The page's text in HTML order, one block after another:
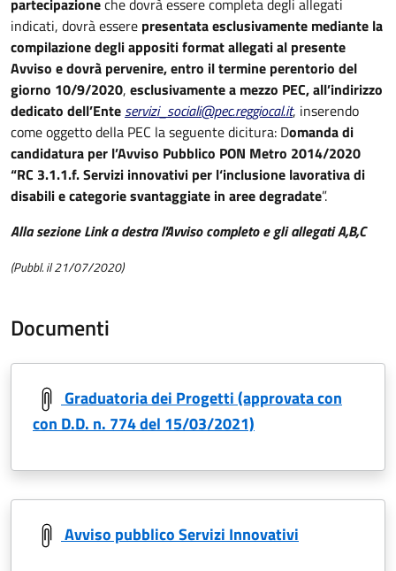
partecipazioneche dovrà essere completa degli allegati
indicati, dovrà essere presentata esclusivamente mediante la
compilazione degli appositi format allegati al presente
Avviso e dovrà pervenire, entro il termine perentorio del
giorno 10/9/2020, esclusivamente a mezzo PEC, all’indirizzo
dedicato dell’Ente servizi_sociali@pec.reggiocal.it, inserendo
come oggetto della PEC la seguente dicitura: Domanda di
candidatura per l’Avviso Pubblico PON Metro 2014/2020
“RC 3.1.1.f. Servizi innovativi per l‘inclusione lavorativa di
disabili e categorie svantaggiate in aree degradate”.
Alla sezione Link a destra l'Avviso completo e gli allegati A,B,C
(Pubbl. il 21/07/2020)
Documenti
Graduatoria dei Progetti (approvata con
con D.D. n. 774 del 15/03/2021)
Avviso pubblico Servizi Innovativi